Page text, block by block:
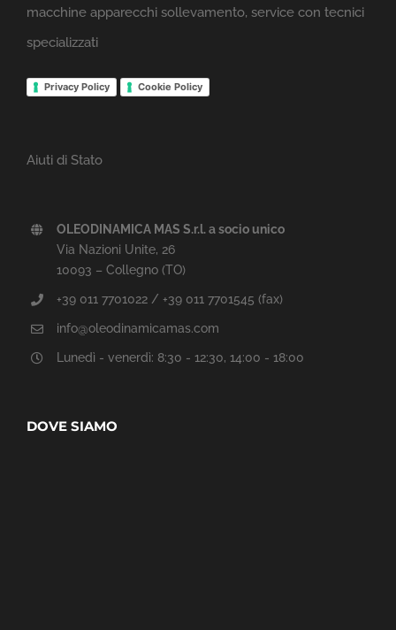
macchine apparecchi sollevamento, service con tecnici
specializzati
Privacy Policy Cookie Policy
Aiuti di Stato
OLEODINAMICA MAS S.r.l. a socio unico
Via Nazioni Unite, 26
10093 – Collegno (TO)
+39 011 7701022 / +39 011 7701545 (fax)
info@oleodinamicamas.com
Lunedì - venerdì: 8:30 - 12:30, 14:00 - 18:00
DOVE SIAMO